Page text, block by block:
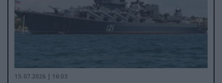
15.07.2026 | 16:03